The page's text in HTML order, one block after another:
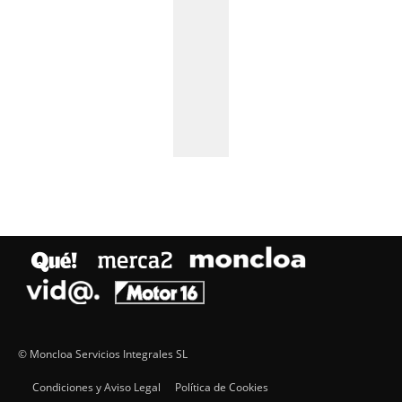
© Moncloa Servicios Integrales SL
Condiciones y Aviso Legal
Política de Cookies